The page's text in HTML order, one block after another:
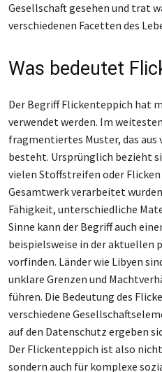
Gesellschaft gesehen und trat
verschiedenen Facetten des
Was bedeutet
Der Begriff Flickenteppich hat
verwendet werden. Im
fragmentiertes Muster, das
besteht. Ursprünglich bezieht
vielen Stoffstreifen oder
Gesamtwerk verarbeitet
Fähigkeit, unterschiedliche
Sinne kann der Begriff auch
beispielsweise in der aktuellen
vorfinden. Länder wie Libyen
unklare Grenzen und
führen. Die Bedeutung des
verschiedene
auf den Datenschutz ergeben
Der Flickenteppich ist also
sondern auch für komplexe